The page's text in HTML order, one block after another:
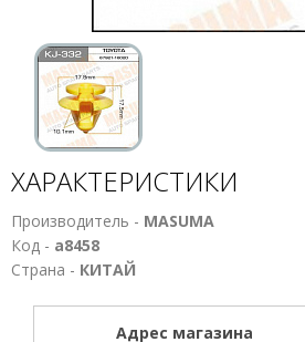
ХАРАКТЕРИСТИКИ
Производитель - MASUMA
Код - а8458
Страна - КИТАЙ
Адрес магазина